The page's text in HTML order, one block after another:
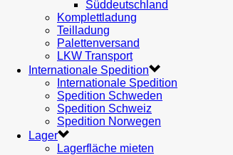
Süddeutschland
Komplettladung
Teilladung
Palettenversand
LKW Transport
Internationale Spedition
Internationale Spedition
Spedition Schweden
Spedition Schweiz
Spedition Norwegen
Lager
Lagerfläche mieten